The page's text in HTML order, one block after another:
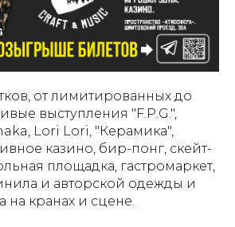
от лимитированных до
выступления "F.P.G.",
Lori Lori, "Керамика",
казино, бир-понг, скейт-
площадка, гастромаркет,
и авторской одежды и
на кранах и сцене.